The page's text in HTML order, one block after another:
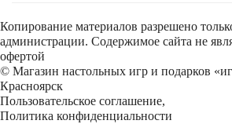
Копирование материалов разрешено
администрации. Содержимое сайта не
офертой
© Магазин настольных игр и подарков
Красноярск
Пользовательское соглашение,
Политика конфиденциальности